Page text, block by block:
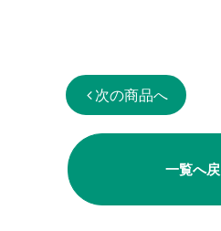
次の商品へ
一覧へ